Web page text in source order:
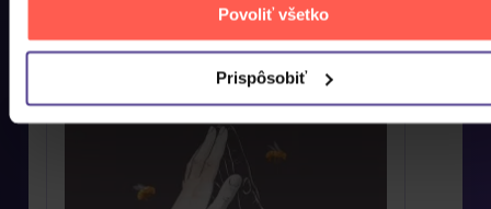
Povoliť všetko
Prispôsobiť
to mohli co nejdříve pořídit domů.